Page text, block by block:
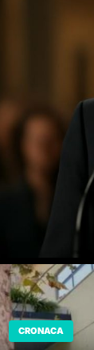
CRONACA